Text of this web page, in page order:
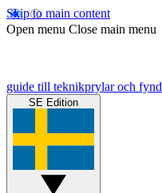
Skip to main content
Open menu Close main menu
guide till teknikprylar och fynd
SE Edition